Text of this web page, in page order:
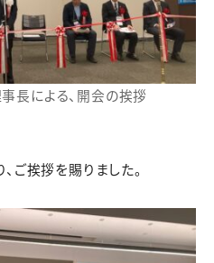
長による、開会の挨拶
ご挨拶を賜りました。